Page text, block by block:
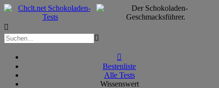



Bestenliste
Alle Tests
Wissenswert